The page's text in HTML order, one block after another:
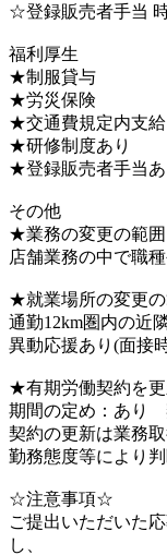
☆登録販売者手当
福利厚生
★制服貸与
★労災保険
★交通費規定内支給
★研修制度あり
★登録販売者手当あ
その他
★業務の変更の範
店舗業務の中で職
★就業場所の変更
通勤12km圏内の近
異動応援あり(面接
★有期労働契約を
期間の定め：あり
契約の更新は業務取
勤務態度等により
☆注意事項☆
ご提出いただいた
し、